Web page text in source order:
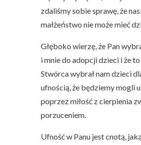
zdaliśmy sobie sprawę, że
małżeństwo nie może mieć
Głęboko wierzę, że Pan
i mnie do adopcji dzieci i że to
Stwórca wybrał nam dzieci
ufnością, że będziemy mogli
poprzez miłość z cierpienia
porzuceniem.
Ufność w Panu jest cnotą,